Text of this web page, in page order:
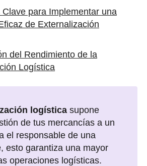
Clave para Implementar una
de Externalización
del Rendimiento de la
Logística
logística supone
de tus mercancías a un
el responsable de una
esto garantiza una mayor
operaciones logísticas.